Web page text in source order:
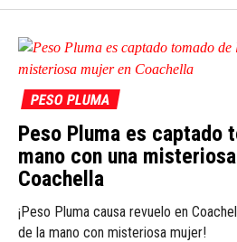
PESO PLUMA
Peso Pluma es captado
mano con una
Coachella
¡Peso Pluma causa revuelo en
de la mano con misteriosa mujer!